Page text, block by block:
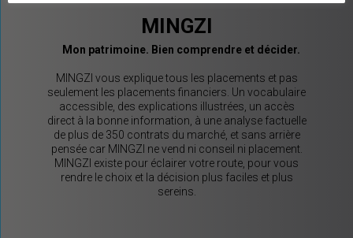
MINGZI
Mon patrimoine. Bien comprendre et décider.
MINGZI vous explique tous les placements et pas
seulement les placements financiers. Un vocabulaire
accessible, des explications illustrées, un accès
direct à la bonne information, à une analyse factuelle
de plus de 350 contrats du marché, et sans arrière
pensée car MINGZI ne vend ni conseil ni placement.
MINGZI existe pour éclairer votre route, pour vous
rendre le choix et la décision plus faciles et plus
sereins.